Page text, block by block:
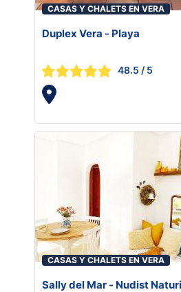
CASAS Y CHALETS EN VERA
Duplex Vera - Playa
48.5 / 5
CASAS Y CHALETS EN VERA
Sally del Mar - Nudist